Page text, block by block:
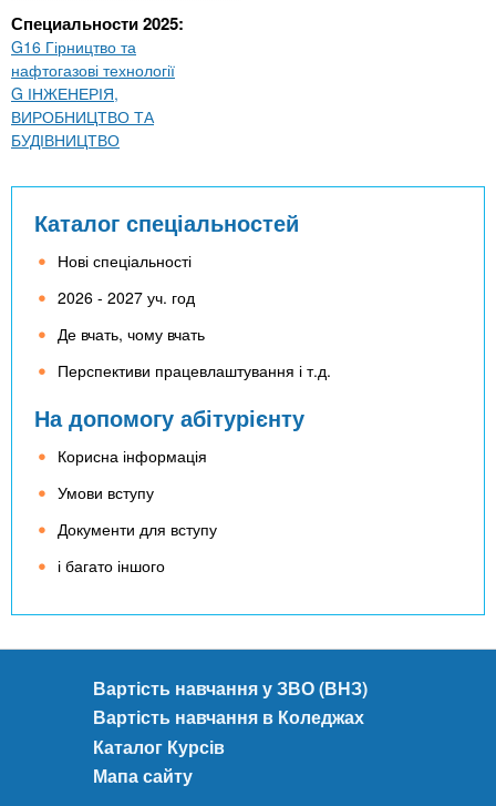
Специальности 2025:
G16 Гірництво та
нафтогазові технології
G ІНЖЕНЕРІЯ,
ВИРОБНИЦТВО ТА
БУДІВНИЦТВО
Каталог спеціальностей
Нові спеціальності
2026 - 2027 уч. год
Де вчать, чому вчать
Перспективи працевлаштування і т.д.
На допомогу абітурієнту
Корисна інформація
Умови вступу
Документи для вступу
і багато іншого
Вартість навчання у ЗВО (ВНЗ)
Вартість навчання в Коледжах
Каталог Курсів
Мапа сайту